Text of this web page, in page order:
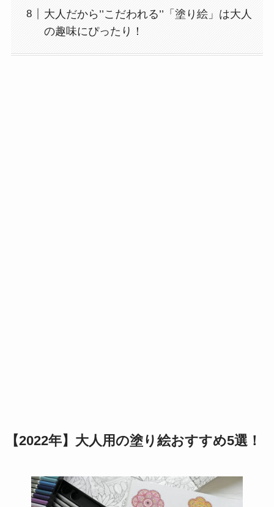
大人だから’’こだわれる’’「塗り絵」は大人
の趣味にぴったり！
【2022年】大人用の塗り絵おすすめ5選！